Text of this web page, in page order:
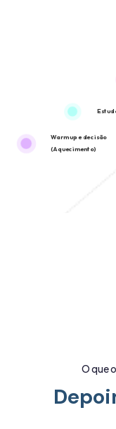
Warm up e decisão
(Aquecimento)
O que